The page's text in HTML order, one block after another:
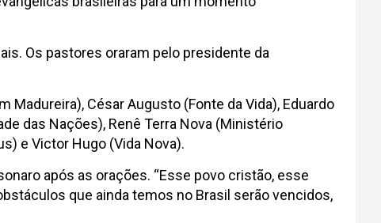
Os pastores oraram pelo presidente da
César Augusto (Fonte da Vida), Eduardo
das Nações), Renê Terra Nova (Ministério
e Victor Hugo (Vida Nova).
após as orações. “Esse povo cristão, esse
que ainda temos no Brasil serão vencidos,